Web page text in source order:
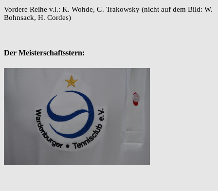
Vordere Reihe v.l.: K. Wohde, G. Trakowsky (nicht auf dem Bild: W.
Bohnsack, H. Cordes)
Der Meisterschaftsstern: